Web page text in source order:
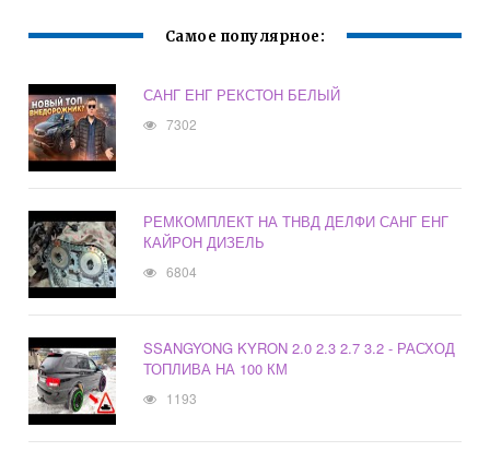
Самое популярное:
САНГ ЕНГ РЕКСТОН БЕЛЫЙ
7302
РЕМКОМПЛЕКТ НА ТНВД ДЕЛФИ САНГ ЕНГ
КАЙРОН ДИЗЕЛЬ
6804
SSANGYONG KYRON 2.0 2.3 2.7 3.2 - РАСХОД
ТОПЛИВА НА 100 КМ
1193